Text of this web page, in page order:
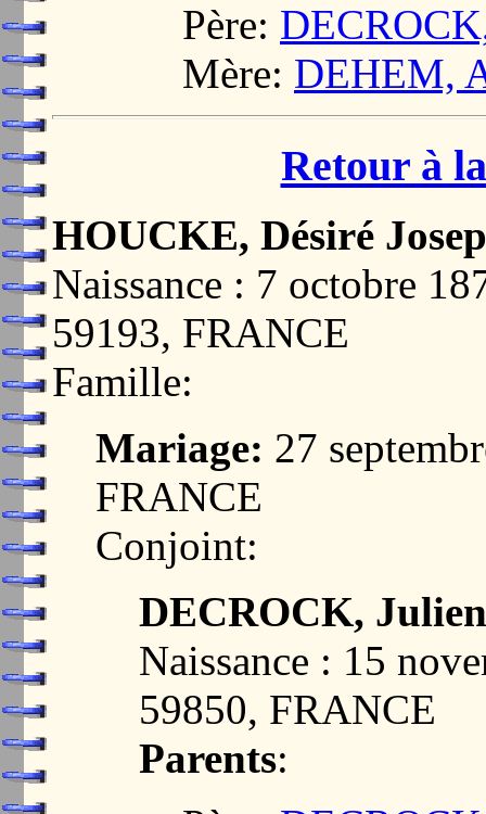
Père:
Mère: DEHEM,
Retour à
HOUCKE, Désiré
Naissance : 7 octobre
59193, FRANCE
Famille:
Mariage: 27
FRANCE
Conjoint:
DECROCK,
Naissance : 15
59850, FRANCE
Parents: